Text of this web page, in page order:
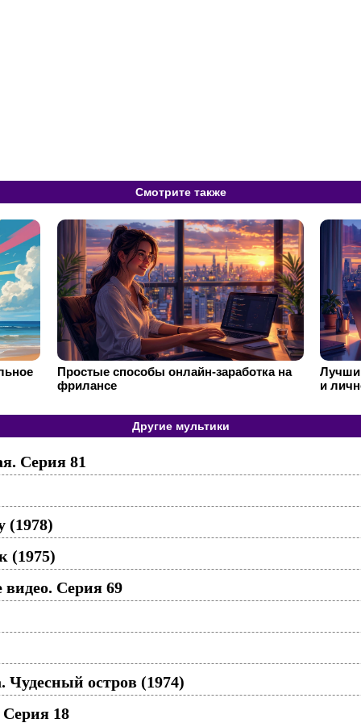
Смотрите также
Простые способы онлайн-заработка на
фрилансе
и
Другие мультики
Серия 81
(1978)
(1975)
Серия 69
остров (1974)
18